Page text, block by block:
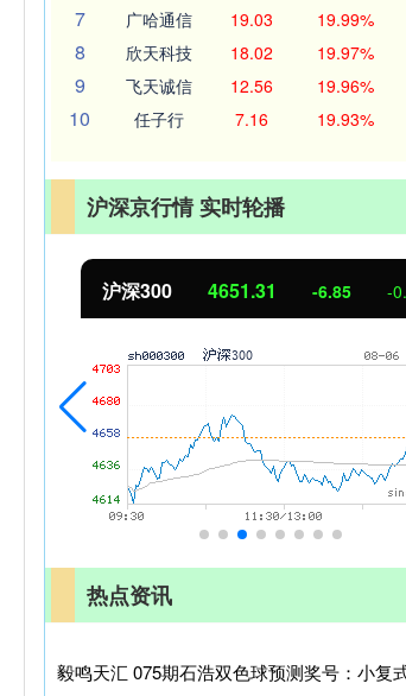
7 广哈通信 19.03 19.99%
8 欣天科技 18.02 19.97%
9 飞天诚信 12.56 19.96%
10 任子行 7.16 19.93%
沪深京行情 实时轮播
北证50 1122.88 3.42
热点资讯
毅鸣天汇 075期石浩双色球预测奖号：小复